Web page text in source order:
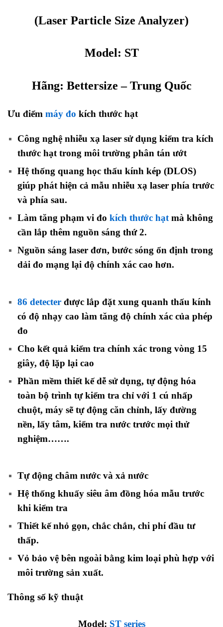
(Laser Particle Size Analyzer)
Model: ST
Hãng: Bettersize – Trung Quốc
Ưu điểm máy đo kích thước hạt
Công nghệ nhiễu xạ laser sử dụng kiểm tra kích
thước hạt trong môi trường phân tán ướt
Hệ thống quang học thấu kính kép (DLOS)
giúp phát hiện cả mẫu nhiễu xạ laser phía trước
và phía sau.
Làm tăng phạm vi đo kích thước hạt mà không
cần lắp thêm nguồn sáng thứ 2.
Nguồn sáng laser đơn, bước sóng ổn định trong
dải đo mạng lại độ chính xác cao hơn.
86 detecter được lắp đặt xung quanh thấu kính
có độ nhạy cao làm tăng độ chính xác của phép
đo
Cho kết quả kiểm tra chính xác trong vòng 15
giây, độ lặp lại cao
Phần mềm thiết kế dễ sử dụng, tự động hóa
toàn bộ trình tự kiểm tra chỉ với 1 cú nhấp
chuột, máy sẽ tự động căn chỉnh, lấy đường
nền, lấy tâm, kiểm tra nước trước mọi thử
nghiệm…….
Tự động châm nước và xả nước
Hệ thống khuấy siêu âm đồng hóa mẫu trước
khi kiểm tra
Thiết kế nhỏ gọn, chắc chắn, chi phí đầu tư
thấp.
Vỏ bảo vệ bên ngoài bằng kim loại phù hợp với
môi trường sản xuất.
Thông số kỹ thuật
Model: ST series